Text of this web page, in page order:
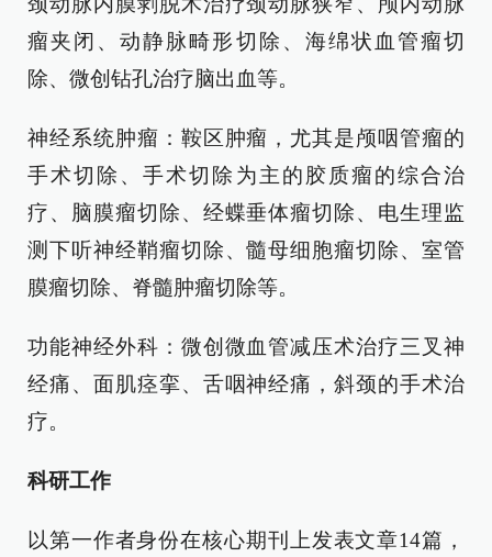
瘤夹闭、动静脉畸形切除、海绵状血管瘤切
除、微创钻孔治疗脑出血等。
神经系统肿瘤：鞍区肿瘤，尤其是颅咽管瘤的
手术切除、手术切除为主的胶质瘤的综合治
疗、脑膜瘤切除、经蝶垂体瘤切除、电生理监
测下听神经鞘瘤切除、髓母细胞瘤切除、室管
膜瘤切除、脊髓肿瘤切除等。
功能神经外科：微创微血管减压术治疗三叉神
经痛、面肌痉挛、舌咽神经痛，斜颈的手术治
疗。
科研工作
以第一作者身份在核心期刊上发表文章14篇，